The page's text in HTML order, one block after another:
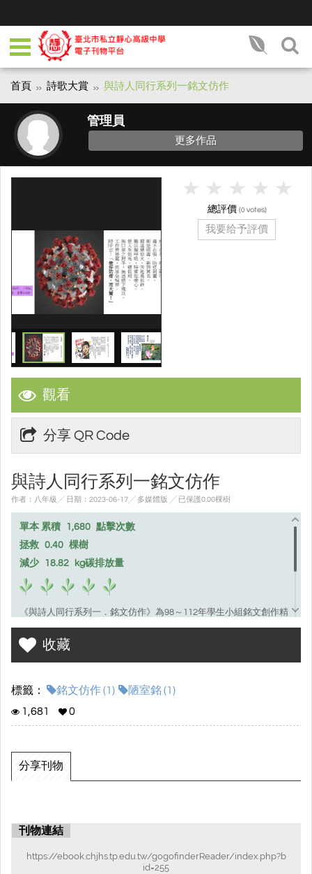
首頁 詩歌大賞 與詩人同行系列一銘文仿作
管理員
更多作品
觀看
分享 QR Code
與詩人同行系列一銘文仿作
作者：八年級╱ 日期：2023-06-17╱ 多媒體版 ╱ 已保護0.00棵樹
單本 累積 1,680 點擊次數
拯救 0.40 棵樹
減少
18.82 kg碳排放量
《與詩人同行系列一．銘文仿作》為98～112年學生小組銘文創作精
選。
銘文原為戒勉自己或讚頌他人的文體。學生們運用巧思，擴大主題
對象，舉凡詠物、時事、生活皆可入題，風格有雅有俗，且引典妥
收藏
標籤： 銘文仿作 (1)
陋室銘 (1)
1,681
0
分享刊物
刊物連結
https://ebook.chjhs.tp.edu.tw/gogofinderReader/index.php?b
id=255
總評價 (0 votes)
我要给予評價